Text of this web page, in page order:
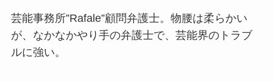
芸能事務所”Rafale”顧問弁護士。物腰は柔らかい
が、なかなかやり手の弁護士で、芸能界のトラブ
ルに強い。